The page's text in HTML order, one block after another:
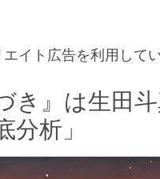
イト広告を利用してい
き』は生田
析」